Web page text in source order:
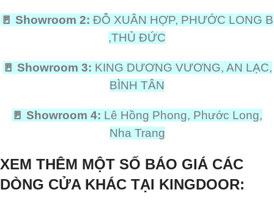
🚪 Showroom 2: ĐỖ XUÂN HỢP, PHƯỚC LONG B
,THỦ ĐỨC
🚪 Showroom 3: KING DƯƠNG VƯƠNG, AN LẠC,
BÌNH TÂN
🚪 Showroom 4: Lê Hồng Phong, Phước Long,
Nha Trang
XEM THÊM MỘT SỐ BÁO GIÁ CÁC
DÒNG CỬA KHÁC TẠI KINGDOOR: